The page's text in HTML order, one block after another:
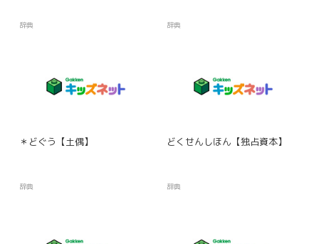
辞典 辞典
＊どぐう【土偶】
辞典
どくせんしほん【独占資本】
辞典